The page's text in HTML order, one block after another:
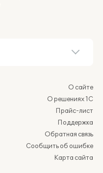
О сайте
О решениях 1С
Прайс-лист
Поддержка
Обратная связь
Сообщить об ошибке
Карта сайта